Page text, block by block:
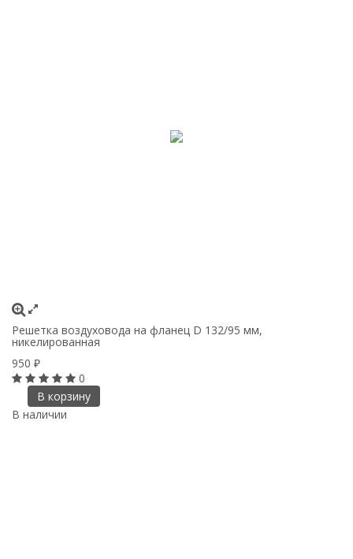
Решетка воздуховода на фланец D 132/95 мм,
никелированная
950 ₽
0
В корзину
В наличии